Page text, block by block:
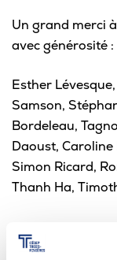
Un grand merci
avec générosité :
Esther
Samson,
Bordeleau,
Daoust,
Simon Ricard,
Thanh Ha,